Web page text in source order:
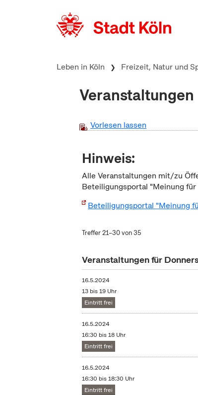
Leben in Köln Freizeit, Natur und
Veranstaltungen
Vorlesen lassen
Hinweis:
Alle Veranstaltungen mit/zu
Beteiligungsportal "Meinung für
Beteiligungsportal "Meinung
Treffer 21–30 von 35
Veranstaltungen für
16.5.2024
13 bis 19 Uhr
Eintritt frei
16.5.2024
16:30 bis 18 Uhr
Eintritt frei
16.5.2024
16:30 bis 18:30 Uhr
Eintritt frei